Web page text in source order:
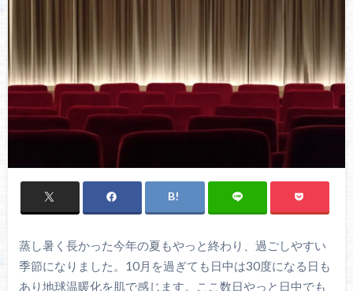
蒸し暑く長かった今年の夏もやっと終わり、過ごしやすい
季節になりました。10月を過ぎても日中は30度になる日も
あり地球温暖化を肌で感じます。ここ数日やっと日中でも